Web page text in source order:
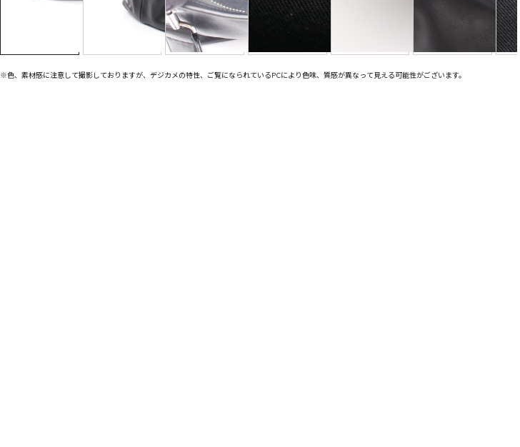
※色、素材感に注意して撮影しておりますが、デジカメの特性、ご覧になられているPCにより色味、質感が異なって見える可能性がございます。